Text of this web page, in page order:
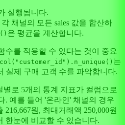
실행됩니다.
각 채널의 모든 sales 값을 합산하
은 평균을 계산합니다.
수를 적용할 수 있다는 것이 중요
는
실제 구매 고객 수를 파악합니다.
로 5개의 통계 지표가 컬럼으로
. 예를 들어 '온라인' 채널의 경우
216,667원, 최대거래액 250,000원
한눈에 비교할 수 있습니다.